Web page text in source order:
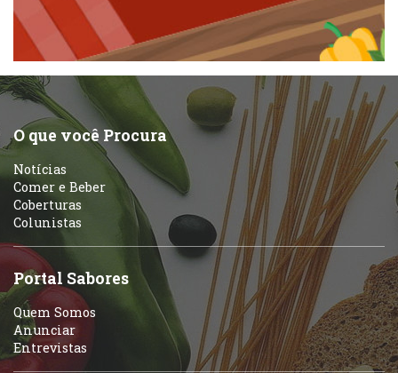
Peixes e Frutos do Mar
Pizzarias
Portuguesa
Self-service
Sobremesas e sorvetes
Pizzarias
Portuguesa
Sobremesas e sorvetes
Variados
O que você Procura
Notícias
Comer e Beber
Coberturas
Colunistas
Portal Sabores
Quem Somos
Anunciar
Entrevistas